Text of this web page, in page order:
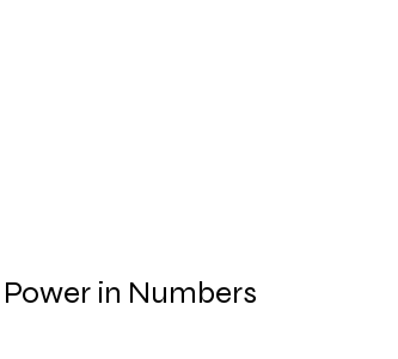
Power in Numbers